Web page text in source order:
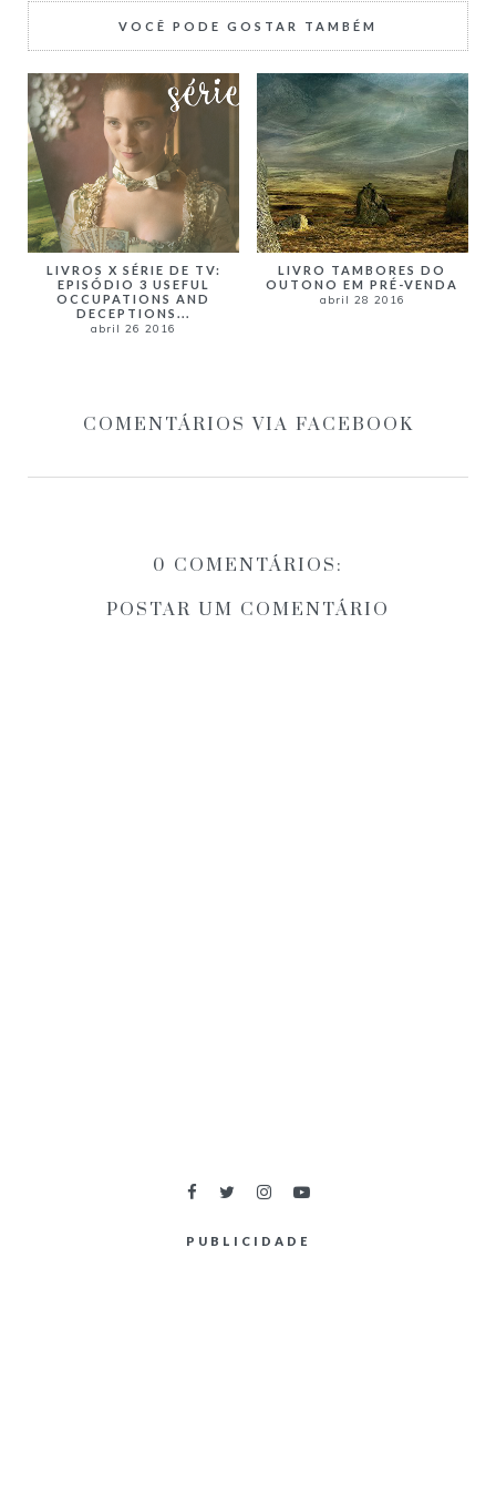
VOCÊ PODE GOSTAR TAMBÉM
LIVROS X SÉRIE DE TV:
EPISÓDIO 3 USEFUL
OCCUPATIONS AND
DECEPTIONS...
abril 26 2016
LIVRO TAMBORES DO
OUTONO EM PRÉ-VENDA
abril 28 2016
COMENTÁRIOS VIA FACEBOOK
0 COMENTÁRIOS:
POSTAR UM COMENTÁRIO
PUBLICIDADE